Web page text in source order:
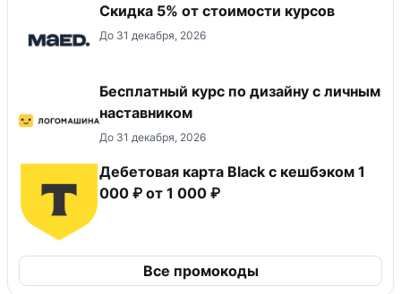
Скидка 5% от стоимости курсов
До 31 декабря, 2026
Бесплатный курс по дизайну с личным
наставником
До 31 декабря, 2026
Дебетовая карта Black c кешбэком 1
000 ₽ от 1 000 ₽
Все промокоды